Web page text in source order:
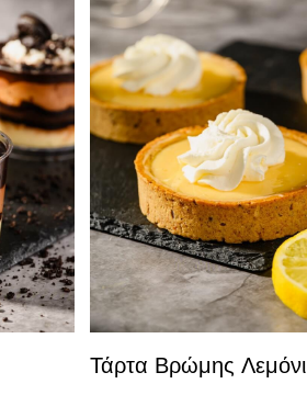
Τάρτα Βρώμης Λεμόνι